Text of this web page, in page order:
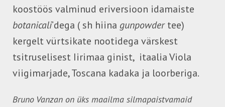
koostöös valminud eriversioon idamaiste
botanicali’dega ( sh hiina gunpowdertee)
kergelt vürtsikate nootidega värskest
tsitruselisest Iirimaa ginist, itaalia Viola
viigimarjade, Toscana kadaka ja loorberiga.
Bruno Vanzan on üks maailma silmapaistvamaid